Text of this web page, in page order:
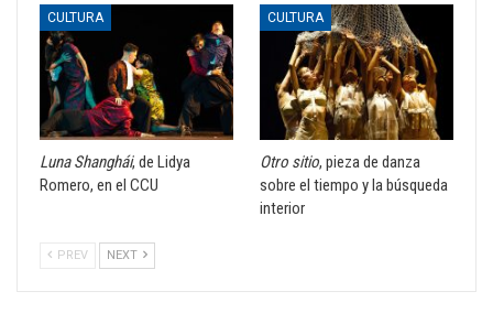
CULTURA
Luna Shanghái, de Lidya
Romero, en el CCU
CULTURA
Otro sitio, pieza de danza
sobre el tiempo y la búsqueda
interior
PREV NEXT